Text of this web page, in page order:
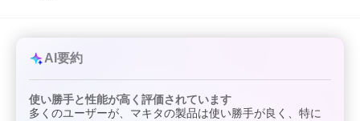
AI要約
使い勝手と性能が高く評価されています
多くのユーザーが、マキタの製品は使い勝手が良く、特に